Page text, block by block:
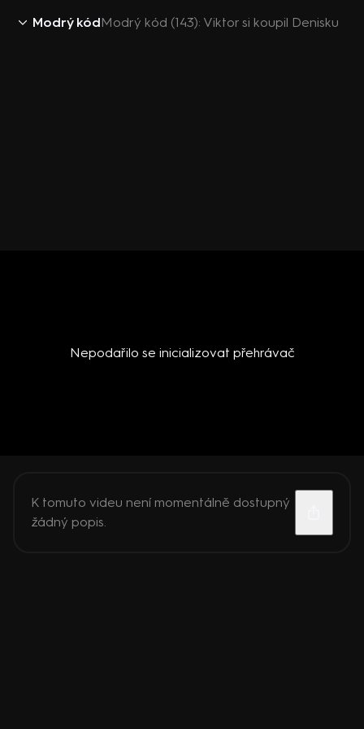
Modrý kódModrý kód (143): Viktor si koupil Denisku
Nepodařilo se inicializovat přehrávač
K tomuto videu není momentálně dostupný
žádný popis.